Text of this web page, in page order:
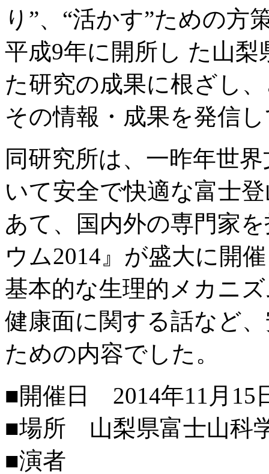
り”、“活かす”ための方
平成9年に開所し た山
た研究の成果に根ざし
その情報・成果を発信
同研究所は、一昨年世
いて安全で快適な富士
あて、国内外の専門家
ウム2014』が盛大に開
基本的な生理的メカニ
健康面に関する話など
ための内容でした。
■開催日 2014年11月
■場所 山梨県富士山科
■演者